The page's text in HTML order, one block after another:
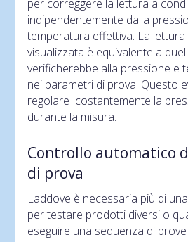
per correggere la lettura a
indipendentemente dalla
temperatura effettiva. La
visualizzata è equivalente a
verificherebbe alla pressione e
nei parametri di prova. Questo
regolare costantemente la
durante la misura.
Controllo automatico
di prova
Laddove è necessaria più di
per testare prodotti diversi o
eseguire una sequenza di